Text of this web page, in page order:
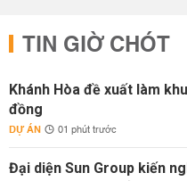
TIN GIỜ CHÓT
Khánh Hòa đề xuất làm
đồng
DỰ ÁN 01 phút trước
Đại diện Sun Group kiến